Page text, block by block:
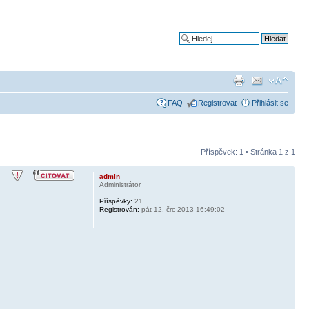
FAQ Registrovat Přihlásit se
Příspěvek: 1 • Stránka 1 z 1
admin
Administrátor
Příspěvky: 21
Registrován: pát 12. črc 2013 16:49:02